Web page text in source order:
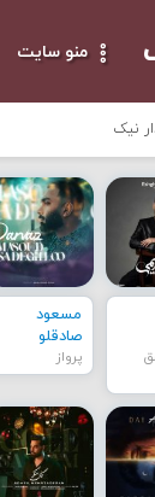
منو سایت
نیک
مسعود
صادقلو
پرواز